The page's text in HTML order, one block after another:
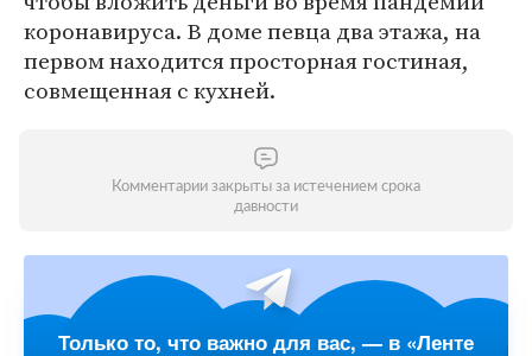
коронавируса. В доме певца два этажа, на
первом находится просторная гостиная,
совмещенная с кухней.
Комментарии закрыты за истечением срока
давности
Только то, что важно для вас, — в «Ленте